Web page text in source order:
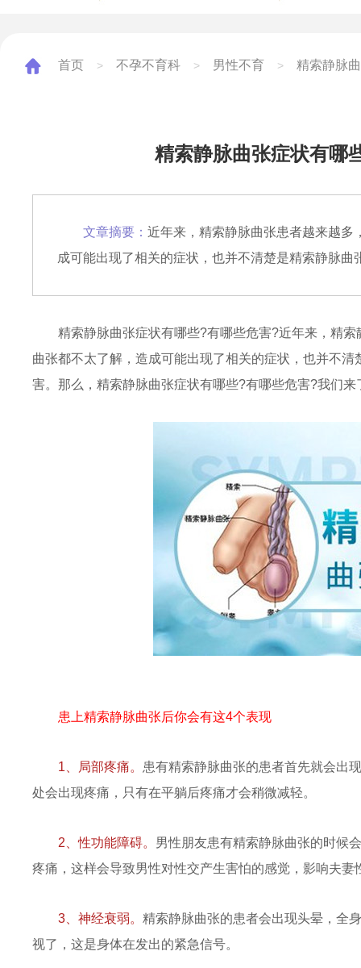
首页 > 不孕不育科 > 男性不育 > 精索静脉
精索静脉曲张症状有哪
文章摘要： 近年来，精索静脉曲张患者越来越多
成可能出现了相关的症状，也并不清楚是精索静脉曲
精索静脉曲张症状有哪些?有哪些危害?近年来，精
曲张都不太了解，造成可能出现了相关的症状，也并不
害。那么，精索静脉曲张症状有哪些?有哪些危害?我们来
患上精索静脉曲张后你会有这4个表现
1、局部疼痛。 患有精索静脉曲张的患者首先就会出
处会出现疼痛，只有在平躺后疼痛才会稍微减轻。
2、性功能障碍。 男性朋友患有精索静脉曲张的时候
疼痛，这样会导致男性对性交产生害怕的感觉，影响夫妻
3、神经衰弱。 精索静脉曲张的患者会出现头晕，全
视了，这是身体在发出的紧急信号。